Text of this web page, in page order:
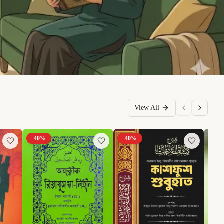
View All
-40% -40%